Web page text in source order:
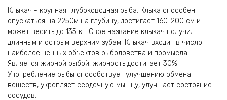
Клыкач - крупная глубоководная рыба. Клыка способен
опускаться на 2250м на глубину, достигает 160-200 см и
может весить до 135 кг. Свое название клыкач получил
длинным и острым верхним зубам. Клыкач входит в число
наиболее ценных объектов рыболовства и промысла.
Является жирной рыбой, жирность достигает 30%.
Употребление рыбы способствует улучшению обмена
веществ, укрепляет сердечную мышцу, улучшает состояние
сосудов.